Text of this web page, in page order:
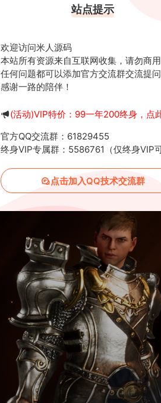
站点提示
欢迎访问米人源码
本站所有资源来自互联网收集，请勿商用
任何问题都可以添加官方交流群交流提问
感谢一路的陪伴！
(活动)VIP特价：99一年200终身，点
官方QQ交流群：61829455
终身VIP专属群：5586761（仅终身VIP可
点击加入QQ技术交流群